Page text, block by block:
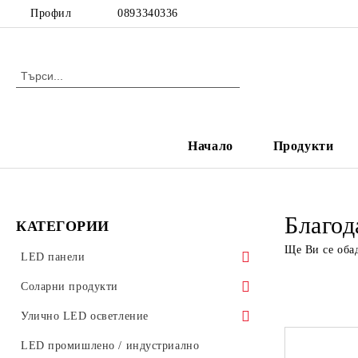
Профил 0893340336
Начало Продукти
КАТЕГОРИИ
LED панели
LED панели за растерен таван
Ултратънки LED панели
Стъклени LED панели
Соларни продукти
Соларни градински лампи
Улично LED осветление
Аксесоари за улично осветление
LED промишлено / индустриално
Ще Ви се